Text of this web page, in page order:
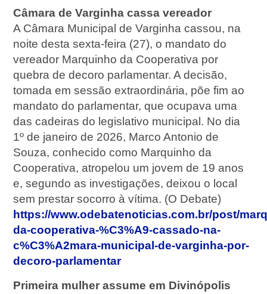
Câmara de Varginha cassa vereador
A Câmara Municipal de Varginha cassou, na
noite desta sexta-feira (27), o mandato do
vereador Marquinho da Cooperativa por
quebra de decoro parlamentar. A decisão,
tomada em sessão extraordinária, põe fim ao
mandato do parlamentar, que ocupava uma
das cadeiras do legislativo municipal. No dia
1º de janeiro de 2026, Marco Antonio de
Souza, conhecido como Marquinho da
Cooperativa, atropelou um jovem de 19 anos
e, segundo as investigações, deixou o local
sem prestar socorro à vítima. (O Debate)
https://www.odebatenoticias.com.br/post/
da-cooperativa-%C3%A9-cassado-na-
c%C3%A2mara-municipal-de-varginha-por-
decoro-parlamentar
Primeira mulher assume em Divinópolis